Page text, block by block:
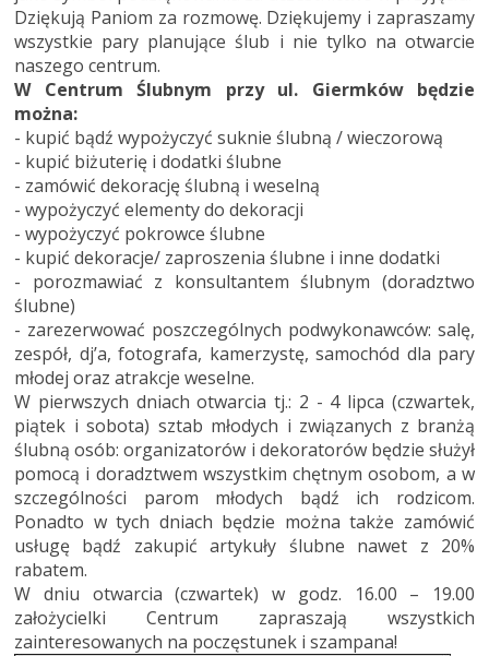
Dziękują Paniom za rozmowę. Dziękujemy i zapraszamy
wszystkie pary planujące ślub i nie tylko na otwarcie
naszego centrum.
W Centrum Ślubnym przy ul. Giermków będzie
można:
- kupić bądź wypożyczyć suknie ślubną / wieczorową
- kupić biżuterię i dodatki ślubne
- zamówić dekorację ślubną i weselną
- wypożyczyć elementy do dekoracji
- wypożyczyć pokrowce ślubne
- kupić dekoracje/ zaproszenia ślubne i inne dodatki
- porozmawiać z konsultantem ślubnym (doradztwo
ślubne)
- zarezerwować poszczególnych podwykonawców: salę,
zespół, dj’a, fotografa, kamerzystę, samochód dla pary
młodej oraz atrakcje weselne.
W pierwszych dniach otwarcia tj.: 2 - 4 lipca (czwartek,
piątek i sobota) sztab młodych i związanych z branżą
ślubną osób: organizatorów i dekoratorów będzie służył
pomocą i doradztwem wszystkim chętnym osobom, a w
szczególności parom młodych bądź ich rodzicom.
Ponadto w tych dniach będzie można także zamówić
usługę bądź zakupić artykuły ślubne nawet z 20%
rabatem.
W dniu otwarcia (czwartek) w godz. 16.00 – 19.00
założycielki Centrum zapraszają wszystkich
zainteresowanych na poczęstunek i szampana!